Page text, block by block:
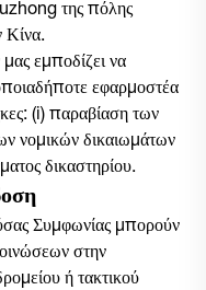
της πόλης
Κίνα.
εμποδίζει να
εφαρμοστέα
(i) παραβίαση των
νομικών δικαιωμάτων
δικαστηρίου.
Συμφωνίας μπορούν
στην
ή τακτικού